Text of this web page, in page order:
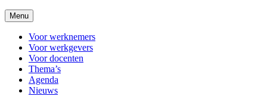
Menu
Voor werknemers
Voor werkgevers
Voor docenten
Thema’s
Agenda
Nieuws